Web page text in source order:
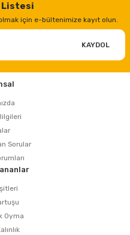
Listesi
için e-bültenimize kayıt olun.
KAYDOL
Sorular
Oyma